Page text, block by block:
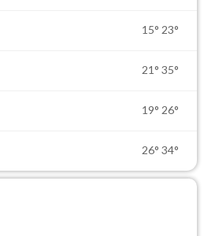
15° 23°
21° 35°
19° 26°
26° 34°